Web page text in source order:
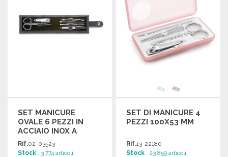
SET MANICURE
OVALE 6 PEZZI IN
ACCIAIO INOX A
PREZZI
ALL'INGROSSO
Rif.02-03523
Stock : 3 774 articoli
SET DI MANICURE 4
PEZZI 100X53 MM
Rif.13-22180
Stock : 23 859 articoli